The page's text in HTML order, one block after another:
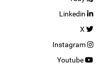
Linkedin
X
Instagram
Youtube